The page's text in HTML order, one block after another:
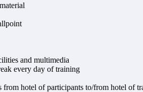
and multimedia
every day of training
from hotel of participants to/from hotel of